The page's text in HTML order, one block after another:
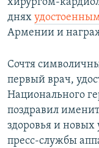
хирургом-
днях
Армении и
Сочтя
первый врач,
Национального
поздравил
здоровья и новых
пресс-службы